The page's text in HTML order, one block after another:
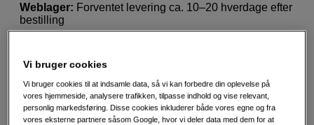
Weblager: Forventet levering ca. 10–20 hverdage efter
bestilling
Lastolite skifter navn til Manfrotto – samme
produkter i ny emballage. Skiftet sker løbende og
produkter kan leveres enten som lastolite eller
Manfrotto.
Vi bruger cookies
Vi bruger cookies til at indsamle data, så vi kan forbedre din oplevelse på
vores hjemmeside, analysere trafikken, tilpasse indhold og vise relevant,
personlig markedsføring. Disse cookies inkluderer både vores egne og fra
vores eksterne partnere såsom Google, hvor vi deler data med dem for at